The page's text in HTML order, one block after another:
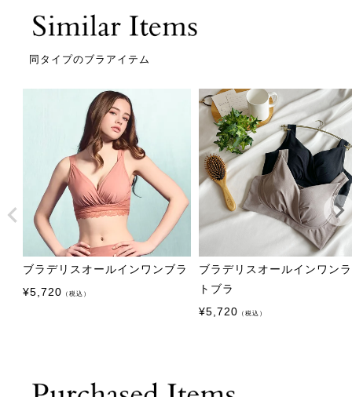
同タイプのブラアイテム
ブラデリスオールインワンブラ
¥5,720 （税込）
ブラデリスオールインワン
トブラ
¥5,720 （税込）